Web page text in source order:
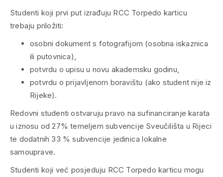
Studenti koji prvi put izrađuju RCC Torpedo karticu
trebaju priložiti:
osobni dokument s fotografijom (osobna iskaznica
ili putovnica),
potvrdu o upisu u novu akademsku godinu,
potvrdu o prijavljenom boravištu (ako student nije iz
Rijeke).
Redovni studenti ostvaruju pravo na sufinanciranje karata
u iznosu od 27% temeljem subvencije Sveučilišta u Rijeci
te dodatnih 33 % subvencije jedinica lokalne
samouprave.
Studenti koji već posjeduju RCC Torpedo karticu mogu